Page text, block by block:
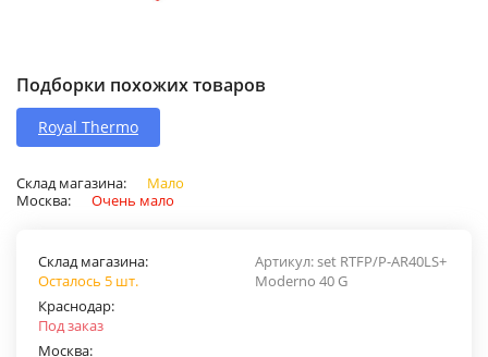
Подборки похожих товаров
Royal Thermo
Склад магазина:
Мало
Москва:
Очень мало
Артикул:set RTFP/P-AR40LS+
Moderno 40 G
Склад магазина:
Осталось 5 шт.
Краснодар:
Под заказ
Москва: